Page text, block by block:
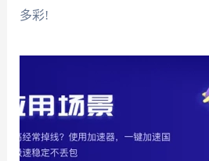
多彩!